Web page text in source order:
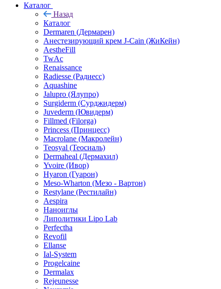
Каталог
Назад
Каталог
Dermaren (Дермарен)
Анестезирующий крем J-Cain (ЖиКейн)
AestheFill
TwAc
Renaissance
Radiesse (Радиесс)
Aquashine
Jalupro (Ялупро)
Surgiderm (Сурджидерм)
Juvederm (Ювидерм)
Fillmed (Filorga)
Princess (Принцесс)
Macrolane (Макролейн)
Teosyal (Теосиаль)
Dermaheal (Дермахил)
Yvoire (Ивор)
Hyaron (Гуарон)
Meso-Wharton (Мезо - Вартон)
Restylane (Рестилайн)
Aespira
Наноиглы
Липолитики Lipo Lab
Perfectha
Revofil
Ellanse
Ial-System
Progelcaine
Dermalax
Rejeunesse